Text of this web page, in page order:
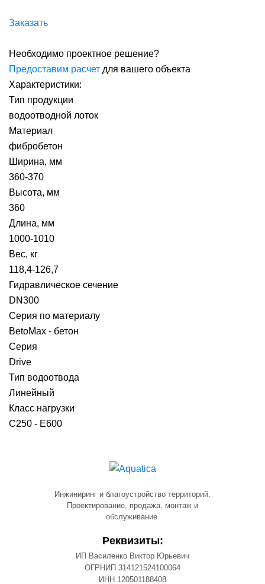
Заказать
Необходимо проектное решение?
Предоставим расчет для вашего объекта
Характеристики:
Тип продукции
водоотводной лоток
Материал
фибробетон
Ширина, мм
360-370
Высота, мм
360
Длина, мм
1000-1010
Вес, кг
118,4-126,7
Гидравлическое сечение
DN300
Серия по материалу
BetoMax - бетон
Серия
Drive
Тип водоотвода
Линейный
Класс нагрузки
C250 - E600
Инжиниринг и благоустройство территорий.
Проектирование, продажа, монтаж и
обслуживание.
Реквизиты:
ИП Василенко Виктор Юрьевич
ОГРНИП 314121524100064
ИНН 120501188408